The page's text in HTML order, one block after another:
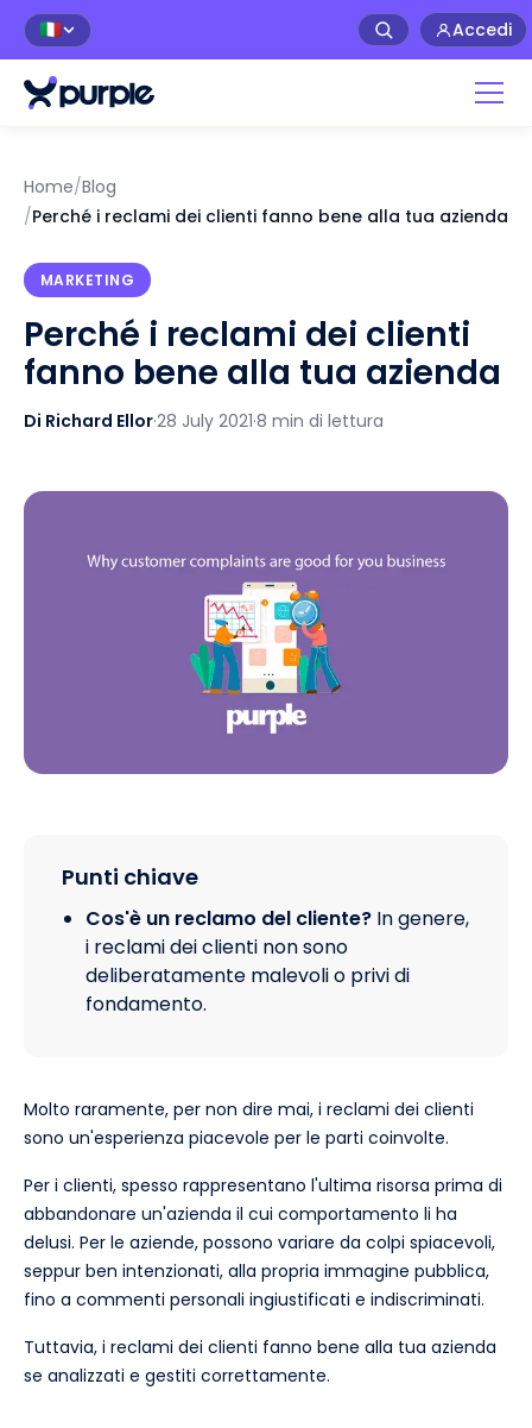
🇮🇹 Accedi
Home/Blog
/Perché i reclami dei clienti fanno bene alla tua azienda
MARKETING
Perché i reclami dei clienti
fanno bene alla tua azienda
Di Richard Ellor·28 July 2021·8 min di lettura
Punti chiave
Cos'è un reclamo del cliente? In genere,
i reclami dei clienti non sono
deliberatamente malevoli o privi di
fondamento.
Molto raramente, per non dire mai, i reclami dei clienti
sono un'esperienza piacevole per le parti coinvolte.
Per i clienti, spesso rappresentano l'ultima risorsa prima di
abbandonare un'azienda il cui comportamento li ha
delusi. Per le aziende, possono variare da colpi spiacevoli,
seppur ben intenzionati, alla propria immagine pubblica,
fino a commenti personali ingiustificati e indiscriminati.
Tuttavia, i reclami dei clienti fanno bene alla tua azienda
se analizzati e gestiti correttamente.